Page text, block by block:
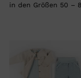
in den Größen 50 –